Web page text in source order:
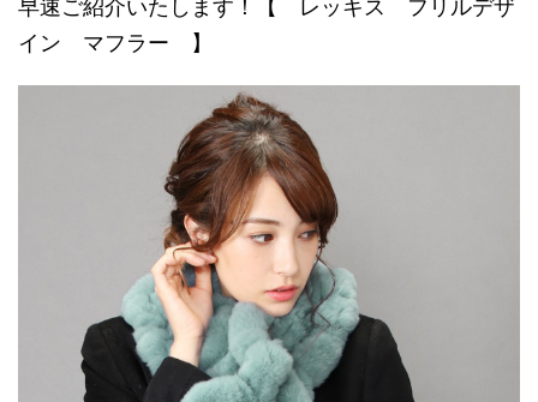
早速ご紹介いたします！【 レッキス フリルデザ
イン マフラー 】